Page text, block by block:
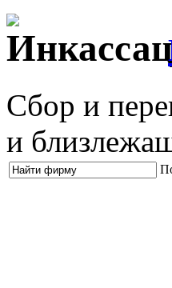
Сбор и
и